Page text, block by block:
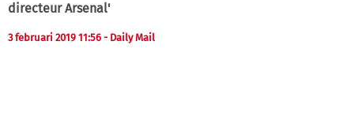
directeur Arsenal'
3 februari 2019 11:56 - Daily Mail